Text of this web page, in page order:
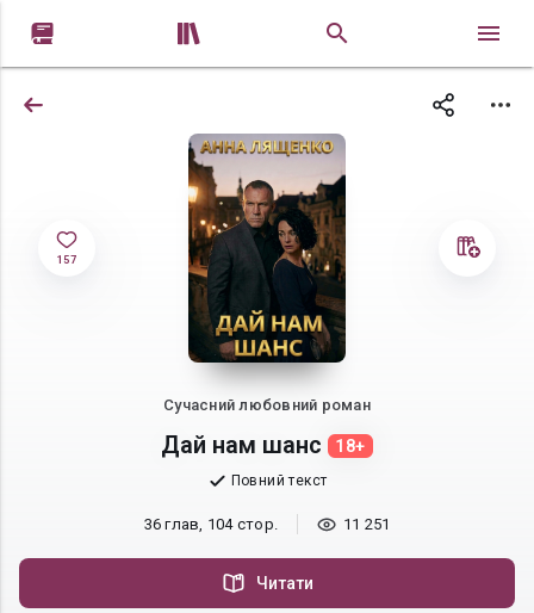
 
157
Сучасний любовний роман
Дай нам шанс 18+
Повний текст
36 глав, 104 стор. 11 251
Читати